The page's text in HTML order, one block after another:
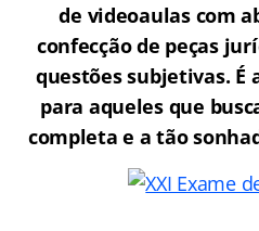
de videoaulas com
confecção de peças
questões subjetivas. É
para aqueles que
completa e a tão